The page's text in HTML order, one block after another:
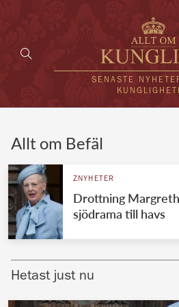
SENASTE
VÄRLDENS
Brittiska
Allt om Befäl
ZNYHETER
Drottning
sjödrama till havs
Hetast just nu